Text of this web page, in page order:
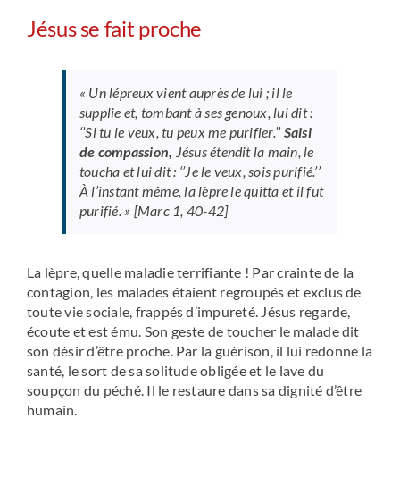
Jésus se fait proche
« Un lépreux vient auprès de lui ; il le
supplie et, tombant à ses genoux, lui dit :
‘’Si tu le veux, tu peux me purifier.’’Saisi
de compassion,
Jésus étendit la main, le
toucha et lui dit : ‘’Je le veux, sois purifié.’’
À l’instant même, la lèpre le quitta et il fut
purifié . » [Marc 1, 40-42]
La lèpre, quelle maladie terrifiante ! Par crainte de la
contagion, les malades étaient regroupés et exclus de
toute vie sociale, frappés d’impureté. Jésus regarde,
écoute et est ému. Son geste de toucher le malade dit
son désir d’être proche. Par la guérison, il lui redonne la
santé, le sort de sa solitude obligée et le lave du
soupçon du péché. Il le restaure dans sa dignité d’être
humain.